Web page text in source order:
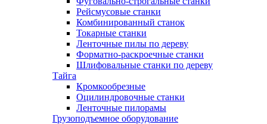
Рейсмусовые станки
Комбинированный станок
Токарные станки
Ленточные пилы по дереву
Форматно-раскроечные станки
Шлифовальные станки по дереву
Тайга
Кромкообрезные
Оцилиндровочные станки
Ленточные пилорамы
Грузоподъемное оборудование